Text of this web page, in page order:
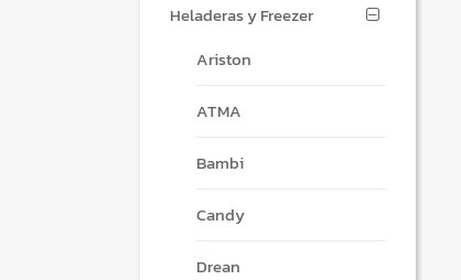
Heladeras y Freezer
Ariston
ATMA
Bambi
Candy
Drean